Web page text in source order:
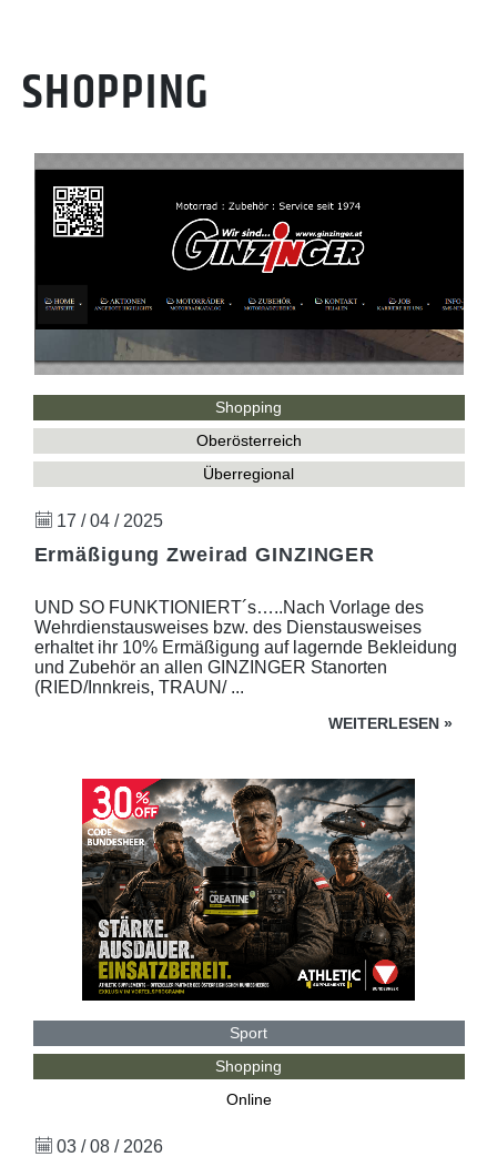
SHOPPING
Shopping
Oberösterreich
Überregional
17 / 04 / 2025
Ermäßigung Zweirad GINZINGER
UND SO FUNKTIONIERT´s…..Nach Vorlage des
Wehrdienstausweises bzw. des Dienstausweises
erhaltet ihr 10% Ermäßigung auf lagernde Bekleidung
und Zubehör an allen GINZINGER Stanorten
(RIED/Innkreis, TRAUN/ ...
WEITERLESEN »
Sport
Shopping
Online
03 / 08 / 2026